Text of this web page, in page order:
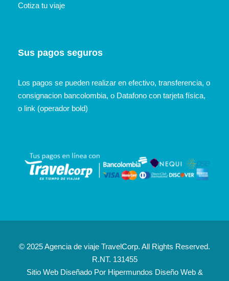
Cotiza tu viaje
Sus pagos seguros
Los pagos se pueden realizar en efectivo, transferencia, o
consignacion bancolombia, o Datafono con tarjeta física,
o link (operador bold)
© 2025 Agencia de viaje TravelCorp. All Rights Reserved.
R.NT. 131455
Sitio Web Diseñado Por Hipermundos Diseño Web &